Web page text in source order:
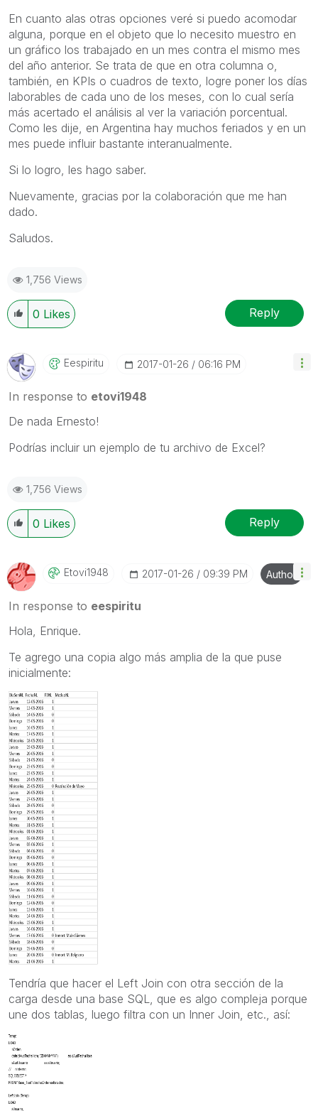
En cuanto alas otras opciones veré si puedo acomodar
alguna, porque en el objeto que lo necesito muestro en
un gráfico los trabajado en un mes contra el mismo mes
del año anterior. Se trata de que en otra columna o,
también, en KPIs o cuadros de texto, logre poner los días
laborables de cada uno de los meses, con lo cual sería
más acertado el análisis al ver la variación porcentual.
Como les dije, en Argentina hay muchos feriados y en un
mes puede influir bastante interanualmente.
Si lo logro, les hago saber.
Nuevamente, gracias por la colaboración que me han
dado.
Saludos.
1,756 Views
0 Likes Reply
Eespiritu ‎2017-01-26 06:16 PM
In response to etovi1948
De nada Ernesto!
Podrías incluir un ejemplo de tu archivo de Excel?
1,756 Views
0 Likes Reply
Etovi1948 ‎2017-01-26 09:39 PM Author
In response to eespiritu
Hola, Enrique.
Te agrego una copia algo más amplia de la que puse
inicialmente:
Tendría que hacer el Left Join con otra sección de la
carga desde una base SQL, que es algo compleja porque
une dos tablas, luego filtra con un Inner Join, etc., así: